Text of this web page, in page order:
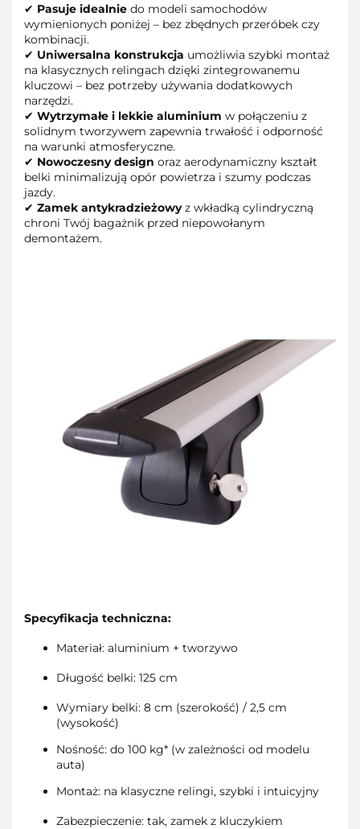
✔ Pasuje idealnie do modeli samochodów
wymienionych poniżej – bez zbędnych przeróbek czy
kombinacji.
✔ Uniwersalna konstrukcja umożliwia szybki montaż
na klasycznych relingach dzięki zintegrowanemu
kluczowi – bez potrzeby używania dodatkowych
narzędzi.
✔ Wytrzymałe i lekkie aluminium w połączeniu z
solidnym tworzywem zapewnia trwałość i odporność
na warunki atmosferyczne.
✔ Nowoczesny design oraz aerodynamiczny kształt
belki minimalizują opór powietrza i szumy podczas
jazdy.
✔ Zamek antykradzieżowyz wkładką cylindryczną
chroni Twój bagażnik przed niepowołanym
demontażem.
Specyfikacja techniczna:
Materiał: aluminium + tworzywo
Długość belki: 125 cm
Wymiary belki: 8 cm (szerokość) / 2,5 cm
(wysokość)
Nośność: do 100 kg* (w zależności od modelu
auta)
Montaż: na klasyczne relingi, szybki i intuicyjny
Zabezpieczenie: tak, zamek z kluczykiem